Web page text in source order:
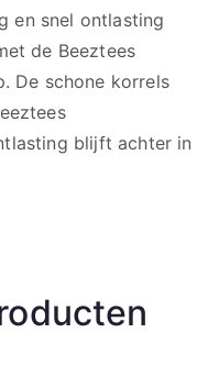
en snel ontlasting
de Beeztees
De schone korrels
blijft achter in